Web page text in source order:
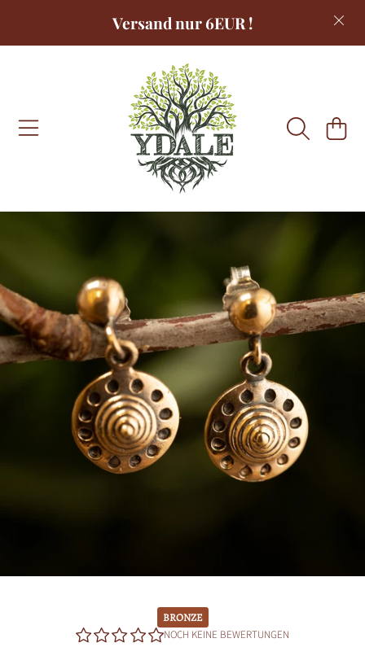
DIREKT ZUM INHALTVersand nur 6EUR !
BRONZE
NOCH KEINE BEWERTUNGEN